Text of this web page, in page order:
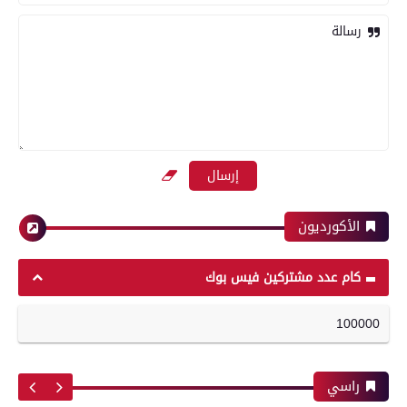
بعدسة الخبر المصري | شاهد أبرز لقطات مباراة
الزمالك وسموحة فى الدورى
رياضة
أبرز لقطات الشوط الأول لمباراة الزمالك وسموحه
فى الدورى
رسالة
الأكورديون
كام عدد مشتركين فيس بوك
100000
راسي
محافظات